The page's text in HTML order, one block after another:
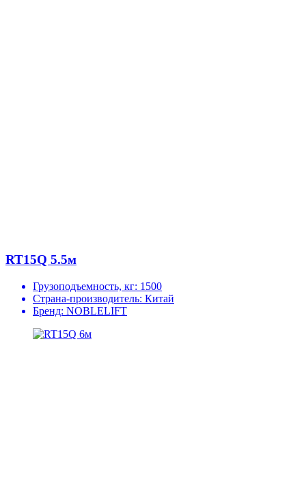
RT15Q 5.5м
Грузоподъемность, кг: 1500
Страна-производитель: Китай
Бренд: NOBLELIFT